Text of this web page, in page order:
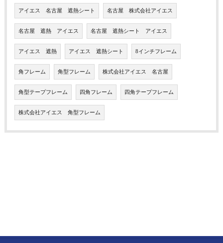
アイエス 名古屋 遮熱シート 名古屋 株式会社アイエス
名古屋 遮熱 アイエス 名古屋 遮熱シート アイエス
アイエス 遮熱 アイエス 遮熱シート 8インチフレーム
角フレーム 角型フレーム 株式会社アイエス 名古屋
角型テープフレーム 四角フレーム 四角テープフレーム
株式会社アイエス 角型フレーム